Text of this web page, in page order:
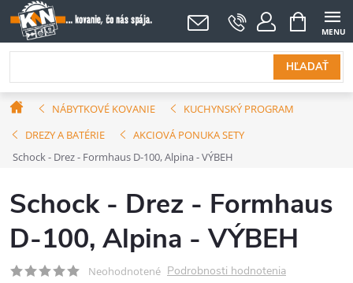
Prejsť
na
obsah
HĽADAŤ
NÁKUPNÝ
KOŠÍK
DomovNÁBYTKOVÉ KOVANIE
KUCHYNSKÝ PROGRAM
DREZY A BATÉRIE
AKCIOVÁ PONUKA SETY
Schock - Drez - Formhaus D-100, Alpina - VÝBEH
Schock - Drez - Formhaus
D-100, Alpina - VÝBEH
Neohodnotené Podrobnosti hodnotenia